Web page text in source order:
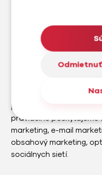
Trenujeme.sk je e-
značky. Na úvod sme
shop na mieru s
prepojení na externé
pravidelne poskytujeme
marketing, e-mail
obsahový marketing,
sociálnych sietí.